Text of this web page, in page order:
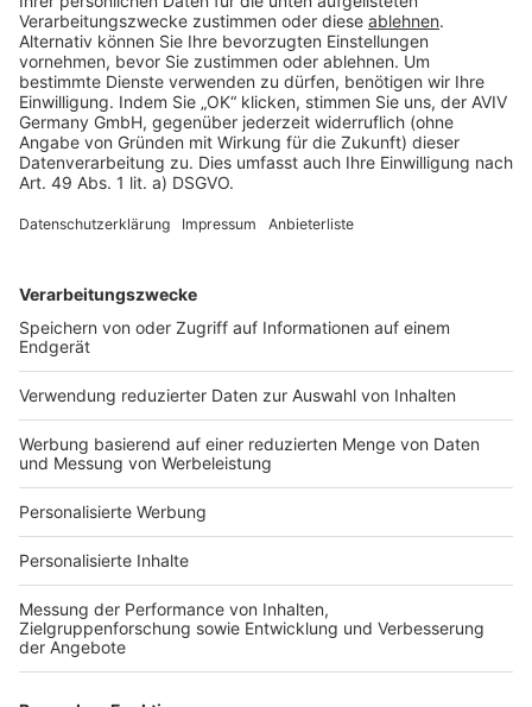
Rechtliches
AGB-Übersicht
Datenschutz
Impressum
Services
Bauprojekt-Quiz
Häuser-Suche
Hausanbieter-Suche
Bauprojekt-Profil
Für Unternehmen
Ihre Baufirma auf bauen.de
Kostenloses Infogespräch